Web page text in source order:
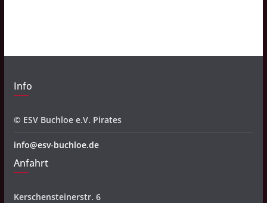
Info
© ESV Buchloe e.V. Pirates
info@esv-buchloe.de
Anfahrt
Kerschensteinerstr. 6